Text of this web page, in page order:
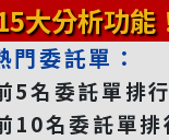
15大分析功
門委託單：
5名委託單排行
10名委託單排